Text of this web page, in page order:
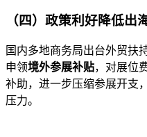
（四）政策利好降低出
国内多地商务局出台外贸扶
申领境外参展补贴，对展位
补助，进一步压缩参展开支
压力。